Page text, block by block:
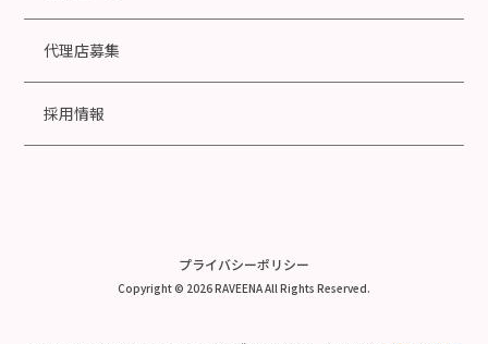
代理店募集
採用情報
プライバシーポリシー
Copyright © 2026 RAVEENA All Rights Reserved.